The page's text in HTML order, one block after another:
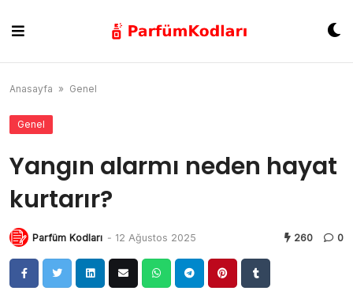
content
Anasayfa » Genel
Genel
Yangın alarmı neden hayat
kurtarır?
Parfüm Kodları - 12 Ağustos 2025 260 0